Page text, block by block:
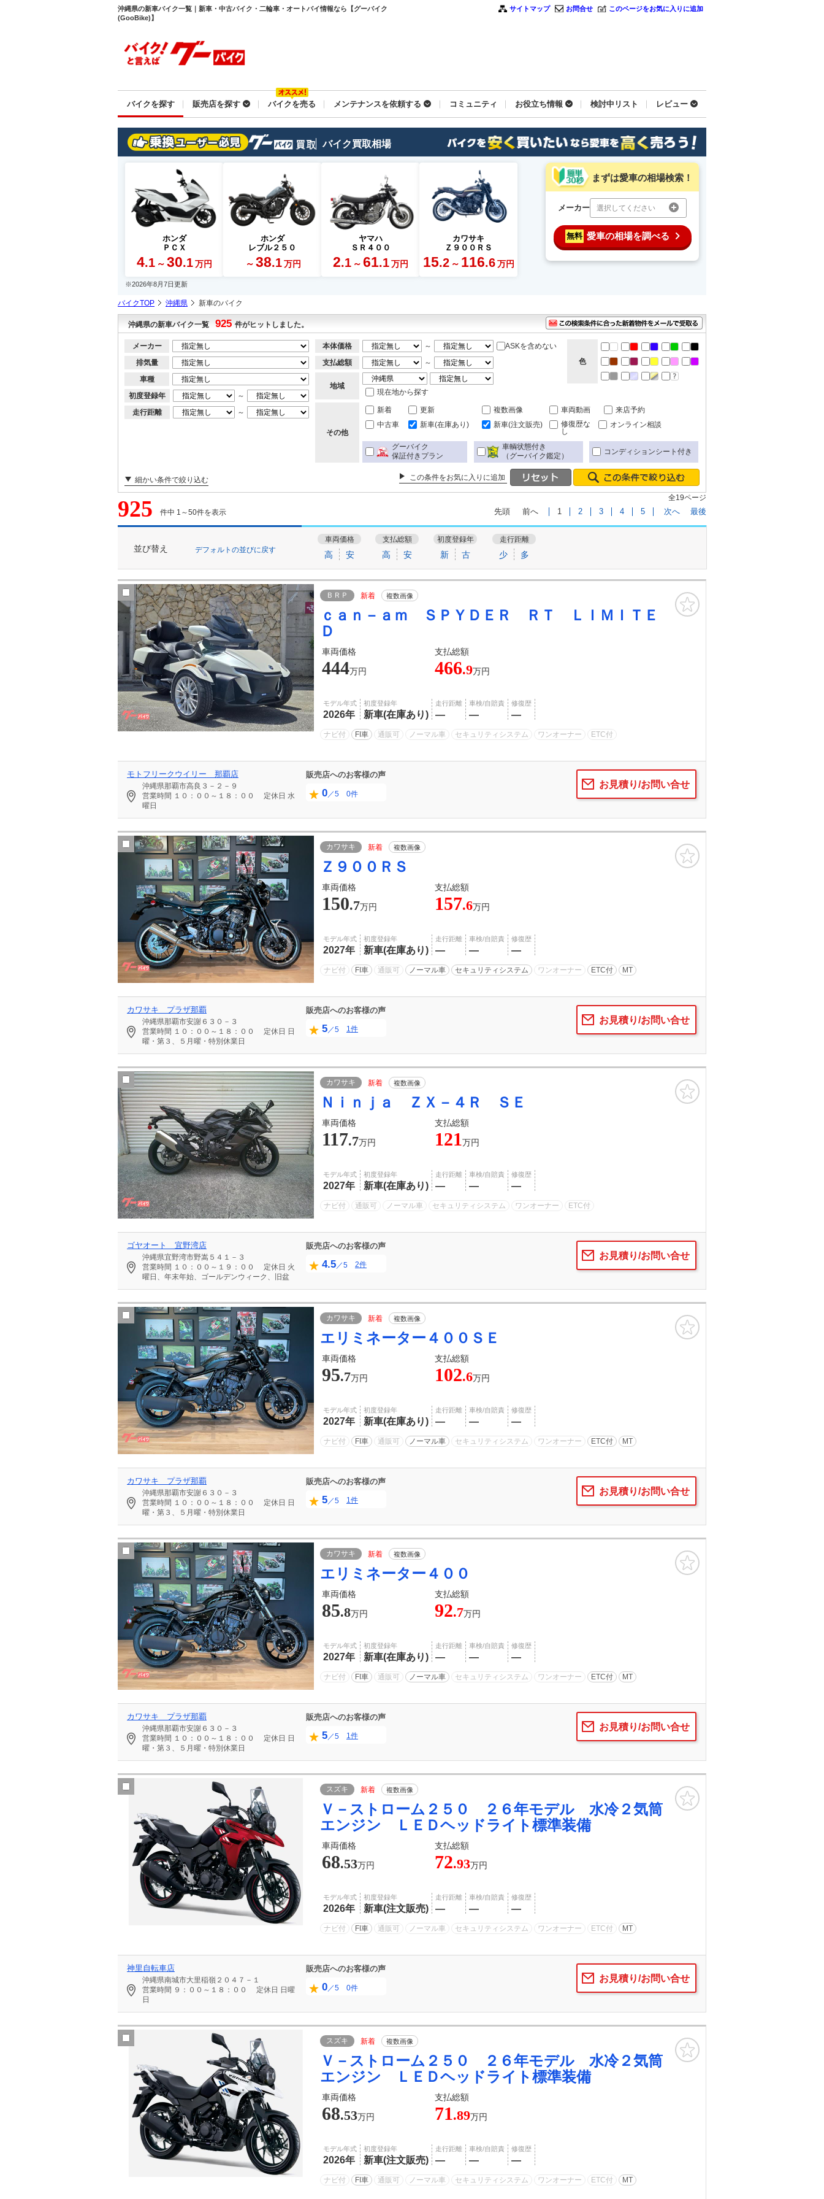
沖縄県の新車バイク一覧｜新車・中古バイク・二輪車・オートバイ情報なら【グーバイク
(GooBike)】
サイトマップ お問合せ このページをお気に入りに追加
バイクを探す 販売店を探す バイクを売る メンテナンスを依頼する コミュニティ お役立ち情報 検討中リスト レビュー
バイク買取相場
ホンダ
ＰＣＸ
4.1 ～ 30.1 万円
ホンダ
レブル２５０
～ 38.1 万円
ヤマハ
ＳＲ４００
2.1 ～ 61.1 万円
カワサキ
Ｚ９００ＲＳ
15.2 ～ 116.6 万円
まずは愛車の相場検索！
メーカー 選択してください
無料 愛車の相場を調べる
※2026年8月7日更新
バイクTOP 沖縄県 新車のバイク
沖縄県の新車バイク一覧 925 件がヒットしました。
メーカー
排気量
車種
初度登録年
～
走行距離
～
本体価格 ～
ASKを含めない
支払総額
～
地域
現在地から探す
色
その他
新着 更新 複数画像 車両動画
来店予約
中古車
新車(在庫あり) 新車(注文販売)
修復歴な
し
オンライン相談
グーバイク
保証付きプラン
車輌状態付き
（グーバイク鑑定）
コンディションシート付き
細かい条件で絞り込む この条件をお気に入りに追加
925 件中 1～50件を表示
全19ページ
先頭 前へ 1 2 3 4 5 次へ 最後
並び替え デフォルトの並びに戻す
車両価格
高 安
支払総額
高 安
初度登録年
新 古
走行距離
少 多
ＢＲＰ 新着 複数画像
ｃａｎ－ａｍ ＳＰＹＤＥＲ ＲＴ ＬＩＭＩＴＥ
Ｄ
車両価格 支払総額
444万円 466.9万円
モデル年式
2026年
初度登録年
新車(在庫あり)
走行距離
―
車検/自賠責
―
修復歴
―
ナビ付 FI車 通販可 ノーマル車 セキュリティシステム ワンオーナー ETC付
モトフリークウイリー 那覇店
沖縄県那覇市高良３－２－９
営業時間 １０：００～１８：００ 定休日 水
曜日
販売店へのお客様の声
0／5 0件
お見積り/お問い合せ
カワサキ 新着 複数画像
Ｚ９００ＲＳ
車両価格 支払総額
150.7万円 157.6万円
モデル年式
2027年
初度登録年
新車(在庫あり)
走行距離
―
車検/自賠責
―
修復歴
―
ナビ付 FI車 通販可 ノーマル車 セキュリティシステム ワンオーナー ETC付 MT
カワサキ プラザ那覇
沖縄県那覇市安謝６３０－３
営業時間 １０：００～１８：００ 定休日 日
曜・第３、５月曜・特別休業日
販売店へのお客様の声
5／5 1件
お見積り/お問い合せ
カワサキ 新着 複数画像
Ｎｉｎｊａ ＺＸ－４Ｒ ＳＥ
車両価格 支払総額
117.7万円 121万円
モデル年式
2027年
初度登録年
新車(在庫あり)
走行距離
―
車検/自賠責
―
修復歴
―
ナビ付 通販可 ノーマル車 セキュリティシステム ワンオーナー ETC付
ゴヤオート 宜野湾店
沖縄県宜野湾市野嵩５４１－３
営業時間 １０：００～１９：００ 定休日 火
曜日、年末年始、ゴールデンウィーク、旧盆
販売店へのお客様の声
4.5／5 2件
お見積り/お問い合せ
カワサキ 新着 複数画像
エリミネーター４００ＳＥ
車両価格 支払総額
95.7万円 102.6万円
モデル年式
2027年
初度登録年
新車(在庫あり)
走行距離
―
車検/自賠責
―
修復歴
―
ナビ付 FI車 通販可 ノーマル車 セキュリティシステム ワンオーナー ETC付 MT
カワサキ プラザ那覇
沖縄県那覇市安謝６３０－３
営業時間 １０：００～１８：００ 定休日 日
曜・第３、５月曜・特別休業日
販売店へのお客様の声
5／5 1件
お見積り/お問い合せ
カワサキ 新着 複数画像
エリミネーター４００
車両価格 支払総額
85.8万円 92.7万円
モデル年式
2027年
初度登録年
新車(在庫あり)
走行距離
―
車検/自賠責
―
修復歴
―
ナビ付 FI車 通販可 ノーマル車 セキュリティシステム ワンオーナー ETC付 MT
カワサキ プラザ那覇
沖縄県那覇市安謝６３０－３
営業時間 １０：００～１８：００ 定休日 日
曜・第３、５月曜・特別休業日
販売店へのお客様の声
5／5 1件
お見積り/お問い合せ
スズキ 新着 複数画像
Ｖ－ストローム２５０ ２６年モデル 水冷２気筒
エンジン ＬＥＤヘッドライト標準装備
車両価格 支払総額
68.53万円 72.93万円
モデル年式
2026年
初度登録年
新車(注文販売)
走行距離
―
車検/自賠責
―
修復歴
―
ナビ付 FI車 通販可 ノーマル車 セキュリティシステム ワンオーナー ETC付 MT
神里自転車店
沖縄県南城市大里稲嶺２０４７－１
営業時間 ９：００～１８：００ 定休日 日曜
日
販売店へのお客様の声
0／5 0件
お見積り/お問い合せ
スズキ 新着 複数画像
Ｖ－ストローム２５０ ２６年モデル 水冷２気筒
エンジン ＬＥＤヘッドライト標準装備
車両価格 支払総額
68.53万円 71.89万円
モデル年式
2026年
初度登録年
新車(注文販売)
走行距離
―
車検/自賠責
―
修復歴
―
ナビ付 FI車 通販可 ノーマル車 セキュリティシステム ワンオーナー ETC付 MT